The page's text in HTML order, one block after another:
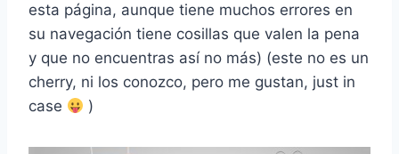
esta página, aunque tiene muchos errores en
su navegación tiene cosillas que valen la pena
y que no encuentras así no más) (este no es un
cherry, ni los conozco, pero me gustan, just in
case
)